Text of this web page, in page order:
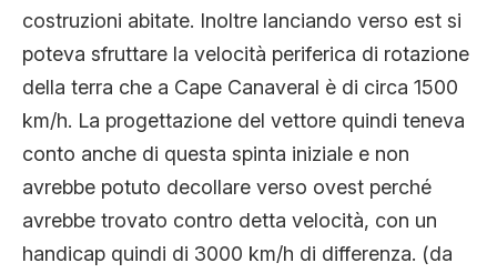
costruzioni abitate. Inoltre lanciando verso est si
poteva sfruttare la velocità periferica di rotazione
della terra che a Cape Canaveral è di circa 1500
km/h. La progettazione del vettore quindi teneva
conto anche di questa spinta iniziale e non
avrebbe potuto decollare verso ovest perché
avrebbe trovato contro detta velocità, con un
handicap quindi di 3000 km/h di differenza. (da